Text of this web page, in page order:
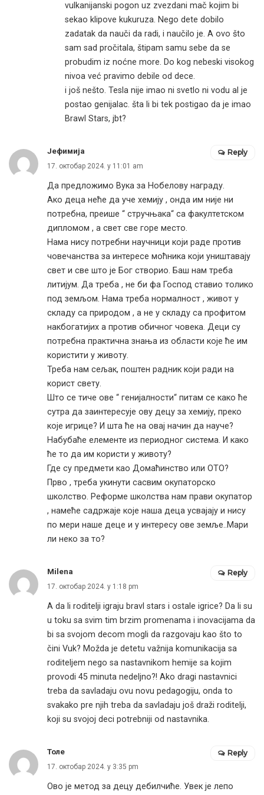
vulkanijanski pogon uz zvezdani mač kojim bi
sekao klipove kukuruza. Nego dete dobilo
zadatak da nauči da radi, i naučilo je. A ovo što
sam sad pročitala, štipam samu sebe da se
probudim iz noćne more. Do kog nebeski visokog
nivoa već pravimo debile od dece.
i još nešto. Tesla nije imao ni svetlo ni vodu al je
postao genijalac. šta li bi tek postigao da je imao
Brawl Stars, jbt?
Јефимија
17. октобар 2024. у 11:01 am
Да предложимо Вука за Нобелову награду.
Ако деца неће да уче хемију , онда им није ни
потребна, преише “ стручњака“ са факултетском
дипломом , а свет све горе место.
Нама нису потребни научници који раде против
човечанства за интересе моћника који уништавају
свет и све што је Бог створио. Баш нам треба
литијум. Да треба , не би фа Господ ставио толико
под земљом. Нама треба нормалност , живот у
складу са природом , а не у складу са профитом
накбогатијих а против обичног човека. Деци су
потребна практична знања из области које ће им
користити у животу.
Треба нам сељак, поштен радник који ради на
корист свету.
Што се тиче ове “ генијалности“ питам се како ће
сутра да заинтересује ову децу за хемију, преко
које игрице? И шта ће на овај начин да науче?
Набубаће елементе из периодног система. И како
ће то да им користи у животу?
Где су предмети као Домаћинство или ОТО?
Прво , треба укинути сасвим окупаторско
школство. Реформе школства нам прави окупатор
, намеће садржаје које наша деца усвајају и нису
по мери наше деце и у интересу ове земље..Мари
ли неко за то?
Reply
Milena
17. октобар 2024. у 1:18 pm
A da li roditelji igraju bravl stars i ostale igrice? Da li su
u toku sa svim tim brzim promenama i inovacijama da
bi sa svojom decom mogli da razgovaju kao što to
čini Vuk? Možda je detetu važnija komunikacija sa
roditeljem nego sa nastavnikom hemije sa kojim
provodi 45 minuta nedeljno?! Ako dragi nastavnici
treba da savladaju ovu novu pedagogiju, onda to
svakako pre njih treba da savladaju još draži roditelji,
koji su svojoj deci potrebniji od nastavnika.
Reply
Толе
17. октобар 2024. у 3:35 pm
Ово је метод за децу дебилчиће. Увек је лепо
Reply